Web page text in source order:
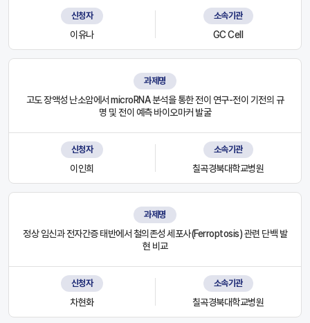
신청자
이유나
소속기관
GC Cell
과제명
고도 장액성 난소암에서 microRNA 분석을 통한 전이 연구-전이 기전의 규
명 및 전이 예측 바이오마커 발굴
신청자
이인희
소속기관
칠곡경북대학교병원
과제명
정상 임신과 전자간증 태반에서 철의존성 세포사(Ferroptosis) 관련 단백 발
현 비교
신청자
차현화
소속기관
칠곡경북대학교병원